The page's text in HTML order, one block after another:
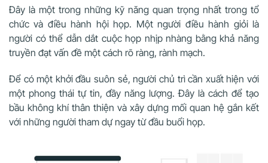
Đây là một trong những kỹ năng quan trọng nhất trong tổ
chức và điều hành hội họp. Một người điều hành giỏi là
người có thể dẫn dắt cuộc họp nhịp nhàng bằng khả năng
truyền đạt vấn đề một cách rõ ràng, rành mạch.
Để có một khởi đầu suôn sẻ, người chủ trì cần xuất hiện với
một phong thái tự tin, đầy năng lượng. Đây là cách để tạo
bầu không khí thân thiện và xây dựng mối quan hệ gắn kết
với những người tham dự ngay từ đầu buổi họp.